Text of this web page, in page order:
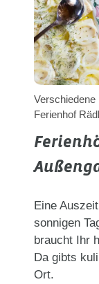
Ferienhof
Eine
sonnigen
braucht Ihr
Da gibts
Ort.